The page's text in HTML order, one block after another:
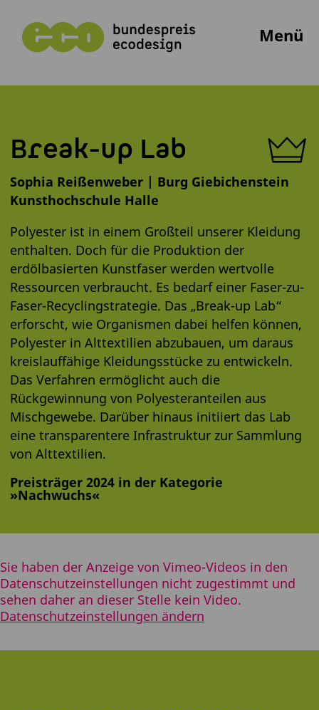
Menü
Break-up Lab
Sophia Reißenweber | Burg Giebichenstein
Kunsthochschule Halle
Polyester ist in einem Großteil unserer Kleidung
enthalten. Doch für die Produktion der
erdölbasierten Kunstfaser werden wertvolle
Ressourcen verbraucht. Es bedarf einer Faser-zu-
Faser-Recyclingstrategie. Das „Break-up Lab“
erforscht, wie Organismen dabei helfen können,
Polyester in Alttextilien abzubauen, um daraus
kreislauffähige Kleidungsstücke zu entwickeln.
Das Verfahren ermöglicht auch die
Rückgewinnung von Polyesteranteilen aus
Mischgewebe. Darüber hinaus initiiert das Lab
eine transparentere Infrastruktur zur Sammlung
von Alttextilien.
Preisträger 2024 in der Kategorie
»Nachwuchs«
Sie haben der Anzeige von Vimeo-Videos in den
Datenschutzeinstellungen nicht zugestimmt und
sehen daher an dieser Stelle kein Video.
Datenschutzeinstellungen ändern